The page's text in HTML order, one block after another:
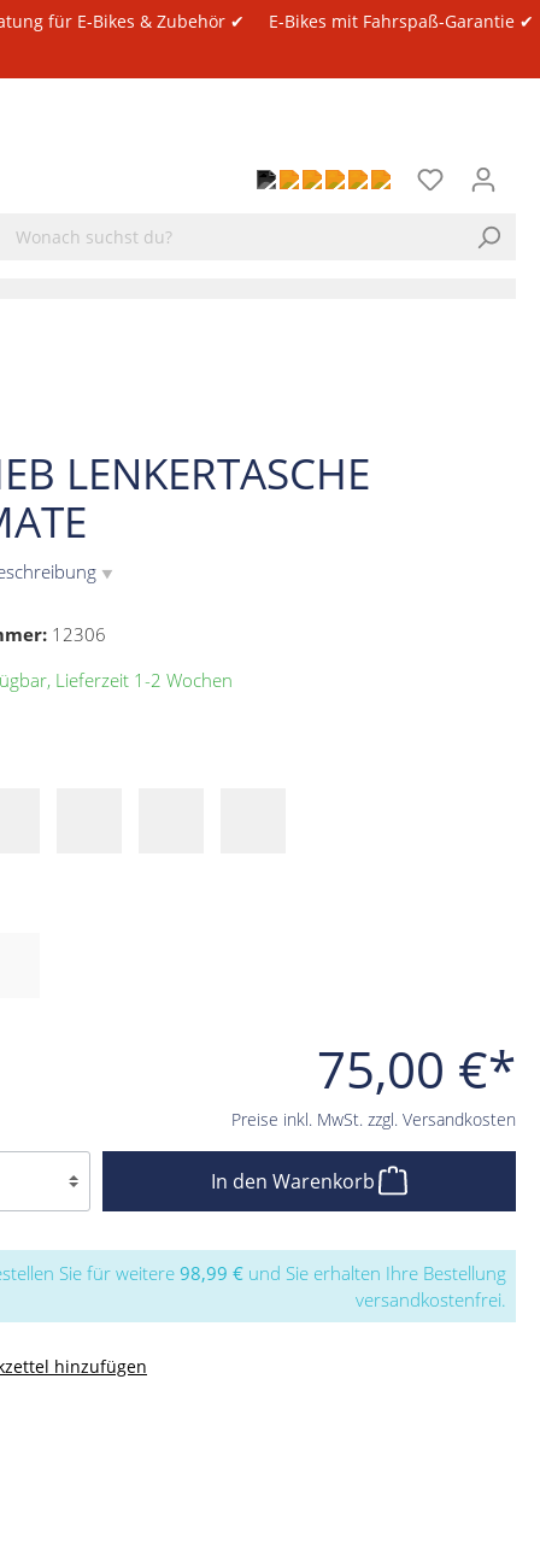
für E-Bikes & Zubehör ✔ E-Bikes mit Fahrspaß-Garantie ✔
LENKERTASCHE
▼
12306
75,00 €*
Preise inkl. MwSt. zzgl. Versandkosten
Lieferzeit 1-2 Wochen
In den Warenkorb
Sie für weitere 98,99 € und Sie erhalten Ihre Bestellung
versandkostenfrei.
hinzufügen